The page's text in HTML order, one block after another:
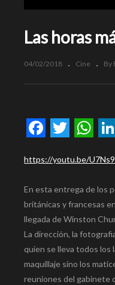
Las horas
04/02/2018 Cine By
https://youtu.be/
En esta entrega de los
británicas y francesas
llegada de Winston
La dirección, la
quien se lleva todos los
maquillaje sino los
reuniones del gabinete